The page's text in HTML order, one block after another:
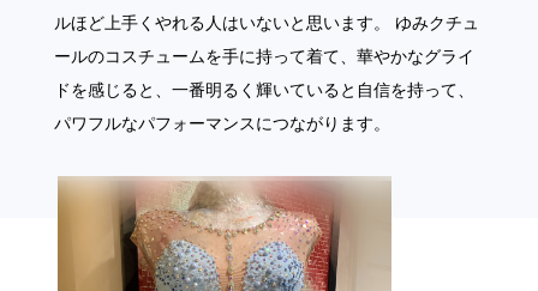
ルほど上手くやれる人はいないと思います。 ゆみクチュ
ールのコスチュームを手に持って着て、華やかなグライ
ドを感じると、一番明るく輝いていると自信を持って、
パワフルなパフォーマンスにつながります。